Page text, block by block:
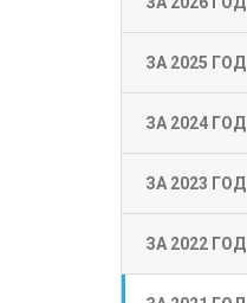
ЗА 2025 ГОД
ЗА 2024 ГОД
ЗА 2023 ГОД
ЗА 2022 ГОД